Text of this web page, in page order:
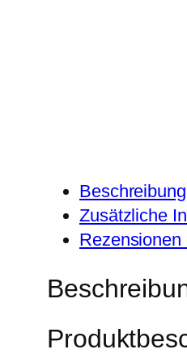
Beschreibung
Zusätzliche
Rezensionen